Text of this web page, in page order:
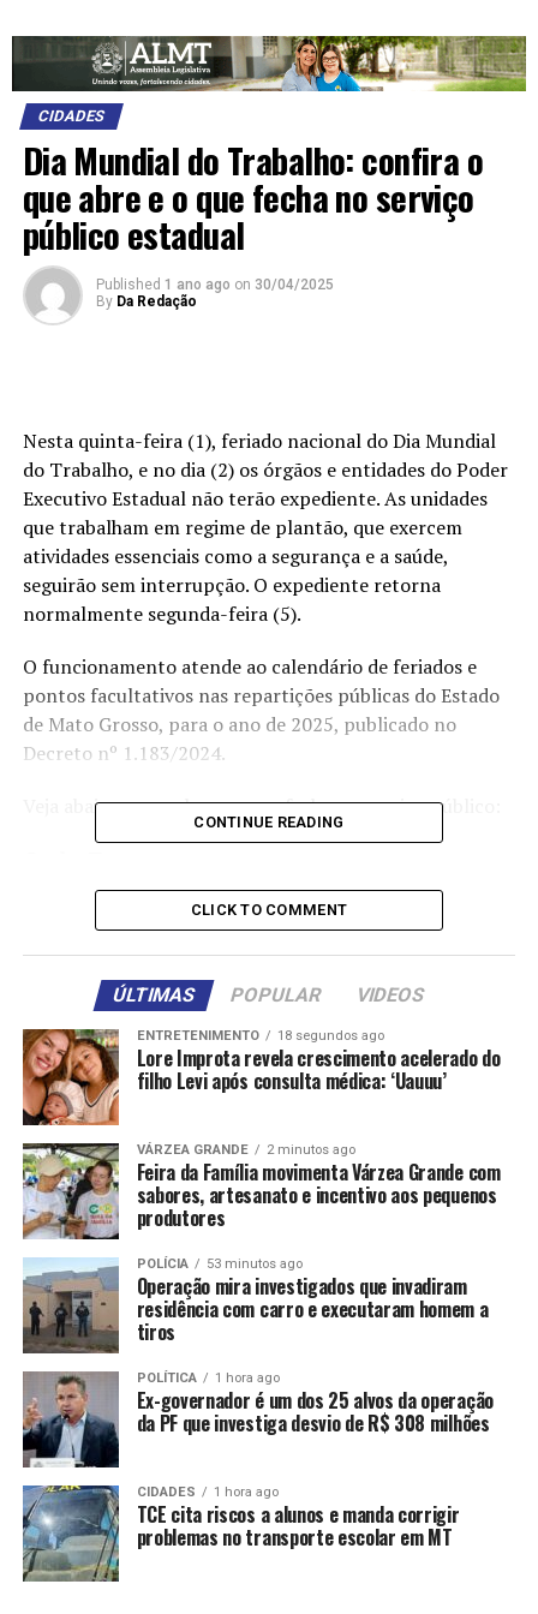
CIDADES
Dia Mundial do Trabalho: confira o
que abre e o que fecha no serviço
público estadual
Published 1 ano ago on 30/04/2025
By Da Redação
Nesta quinta-feira (1), feriado nacional do Dia Mundial
do Trabalho, e no dia (2) os órgãos e entidades do Poder
Executivo Estadual não terão expediente. As unidades
que trabalham em regime de plantão, que exercem
atividades essenciais como a segurança e a saúde,
seguirão sem interrupção. O expediente retorna
normalmente segunda-feira (5).
O funcionamento atende ao calendário de feriados e
pontos facultativos nas repartições públicas do Estado
de Mato Grosso, para o ano de 2025, publicado no
Decreto nº 1.183/2024.
Veja abaixo o que abre e o que fecha no serviço público:
Todas as unidades do Ganha Tempo estarão fechadas. O
De acordo com a Secretaria de Estado de Saúde (SES-
MT) apenas a sede administrativa, o Centro de
Reabilitação Integral Dom Aquino Correa (Cridac), o
Centro Estadual de Odontologia para Pacientes
Especiais (Ceope), o Centro Estadual de Referência em
Média e Alta Complexidades (Cermac), o MT
Hemocentro e a Farmácia Especializada de Alto Custo,
não terão expediente no feriado. O expediente retorna
segunda-feira (5).
O Laboratório Central de Saúde Pública (Lacen) estará
funcionando em regime de plantão.
A rede hospitalar do Estado, o Serviço de Atendimento
de Urgência (Samu) e a Central Estadual de Transplante
trabalham normalmente no feriado.
Centro Estadual de Cidadania
CONTINUE READING
CLICK TO COMMENT
ÚLTIMAS POPULAR VIDEOS
ENTRETENIMENTO 18 segundos ago
Lore Improta revela crescimento acelerado do
filho Levi após consulta médica: ‘Uauuu’
VÁRZEA GRANDE 2 minutos ago
Feira da Família movimenta Várzea Grande com
sabores, artesanato e incentivo aos pequenos
produtores
POLÍCIA 53 minutos ago
Operação mira investigados que invadiram
residência com carro e executaram homem a
tiros
POLÍTICA 1 hora ago
Ex-governador é um dos 25 alvos da operação
da PF que investiga desvio de R$ 308 milhões
CIDADES 1 hora ago
TCE cita riscos a alunos e manda corrigir
problemas no transporte escolar em MT